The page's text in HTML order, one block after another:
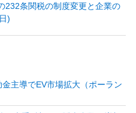
232条関税の制度変更と企業の
)
主導でEV市場拡大（ポーラン